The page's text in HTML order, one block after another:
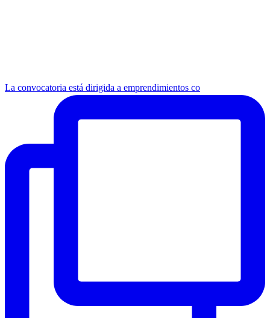
La convocatoria está dirigida a emprendimientos co